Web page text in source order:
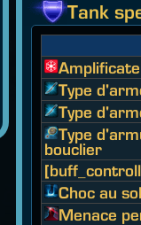
Tank
Type
Type
Type
bouclier
Choc au sol
Menace